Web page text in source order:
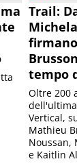
Trail:
tempo
Oltre 200
Vertical,
Mathieu
Noussan,
e Kaitlin